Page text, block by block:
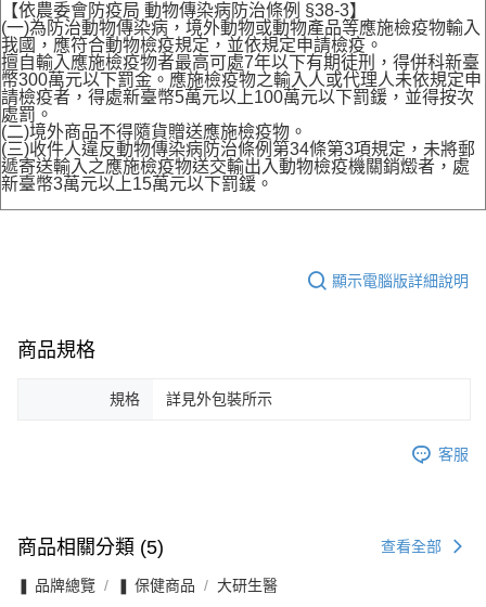
【依農委會防疫局 動物傳染病防治條例 §38-3】
(一)為防治動物傳染病，境外動物或動物產品等應施檢疫物輸入
我國，應符合動物檢疫規定，並依規定申請檢疫。
擅自輸入應施檢疫物者最高可處7年以下有期徒刑，得併科新臺
幣300萬元以下罰金。應施檢疫物之輸入人或代理人未依規定申
請檢疫者，得處新臺幣5萬元以上100萬元以下罰鍰，並得按次
處罰。
(二)境外商品不得隨貨贈送應施檢疫物。
(三)收件人違反動物傳染病防治條例第34條第3項規定，未將郵
遞寄送輸入之應施檢疫物送交輸出入動物檢疫機關銷燬者，處
新臺幣3萬元以上15萬元以下罰鍰。
顯示電腦版詳細說明
商品規格
規格 詳見外包裝所示
客服
商品相關分類 (5) 查看全部
❚ 品牌總覽 ❚ 保健商品 大研生醫